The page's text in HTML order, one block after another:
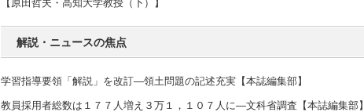
【原田哲夫・高知大学教授（下）】
解説・ニュースの焦点
学習指導要領「解説」を改訂―領土問題の記述充実【本誌編集部】
教員採用者総数は１７７人増え３万１，１０７人に―文科省調査【本誌編集部】